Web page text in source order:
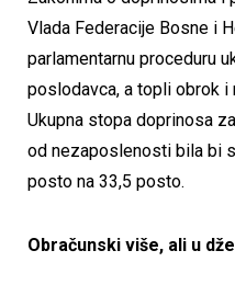
Vlada Federacije Bosne i
parlamentarnu proceduru
poslodavca, a topli obrok
Ukupna stopa doprinosa
od nezaposlenosti bila bi
posto na 33,5 posto.
Obračunski više, ali u